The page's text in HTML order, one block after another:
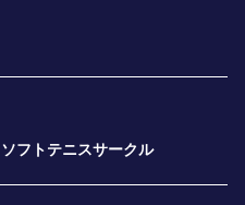
ソフトテニスサークル